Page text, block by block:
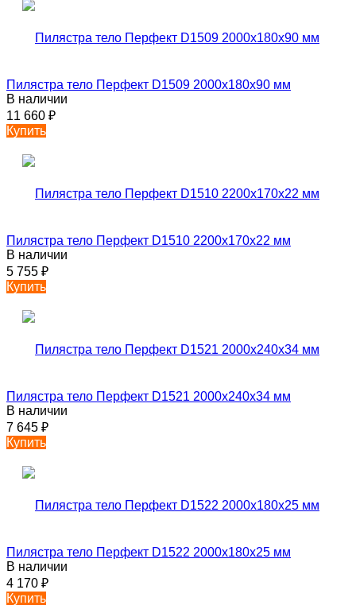
Пилястра тело Перфект D1509 2000х180х90 мм
В наличии
11 660 ₽
Купить
Пилястра тело Перфект D1510 2200х170х22 мм
В наличии
5 755 ₽
Купить
Пилястра тело Перфект D1521 2000х240х34 мм
В наличии
7 645 ₽
Купить
Пилястра тело Перфект D1522 2000х180х25 мм
В наличии
4 170 ₽
Купить